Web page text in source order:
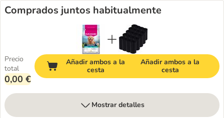
Comprados juntos habitualmente
Precio
total
0,00 €
Añadir ambos a la
cesta
Añadir ambos a la
cesta
Mostrar detalles